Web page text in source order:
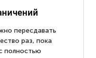
пересдавать
раз, пока
полностью